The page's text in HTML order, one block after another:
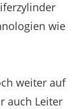
wie
weiter auf
auch Leiter